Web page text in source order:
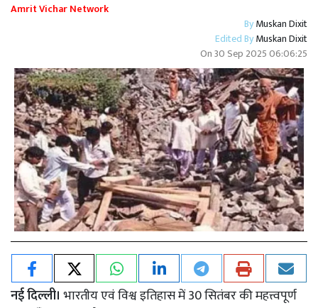
Amrit Vichar Network
ByMuskan Dixit
Edited ByMuskan Dixit
On30 Sep 2025 06:06:25
नई दिल्ली।भारतीय एवं विश्व इतिहास में 30 सितंबर की महत्त्वपूर्ण